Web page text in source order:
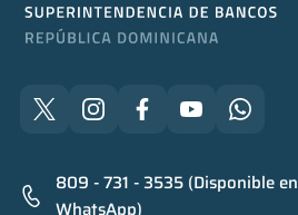
809 - 731 - 3535 (Disponible en
WhatsApp)